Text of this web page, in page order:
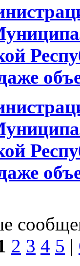
2 3 4 5 |